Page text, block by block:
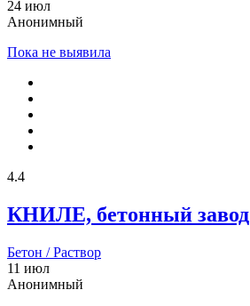
24 июл
Анонимный
Пока не выявила
4.4
КНИЛЕ, бетонный завод
Бетон / Раствор
11 июл
Анонимный